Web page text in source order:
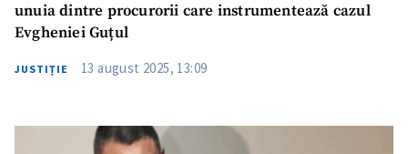
unuia dintre procurorii care instrumentează cazul
Evgheniei Guțul
JUSTIȚIE 13 august 2025, 13:09
CONTACT SURSĂ
Email+ Emailul meu